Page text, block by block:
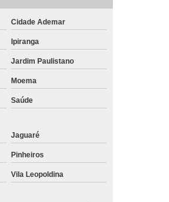
Lembrancinha
Chocolate Mickey
Aniversário
Cidade Ademar
Ipiranga
Jardim Paulistano
Moema
Saúde
Jaguaré
Pinheiros
Vila Leopoldina